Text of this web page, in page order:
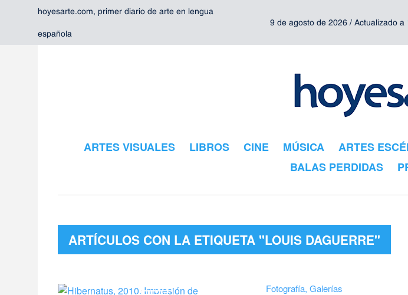
hoyesarte.com, primer diario de arte en lengua
española
9 de agosto de 2026 / Actualizado a
ARTES VISUALES LIBROS CINE MÚSICA ARTES
BALAS PERDIDAS
ARTÍCULOS CON LA ETIQUETA "LOUIS DAGUERRE"
Fotografía,Galerías